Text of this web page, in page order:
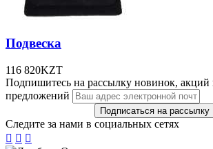
Подвеска
116 820KZT
Подпишитесь на рассылку новинок, акций
предложений
Следите за нами в социальных сетях
  